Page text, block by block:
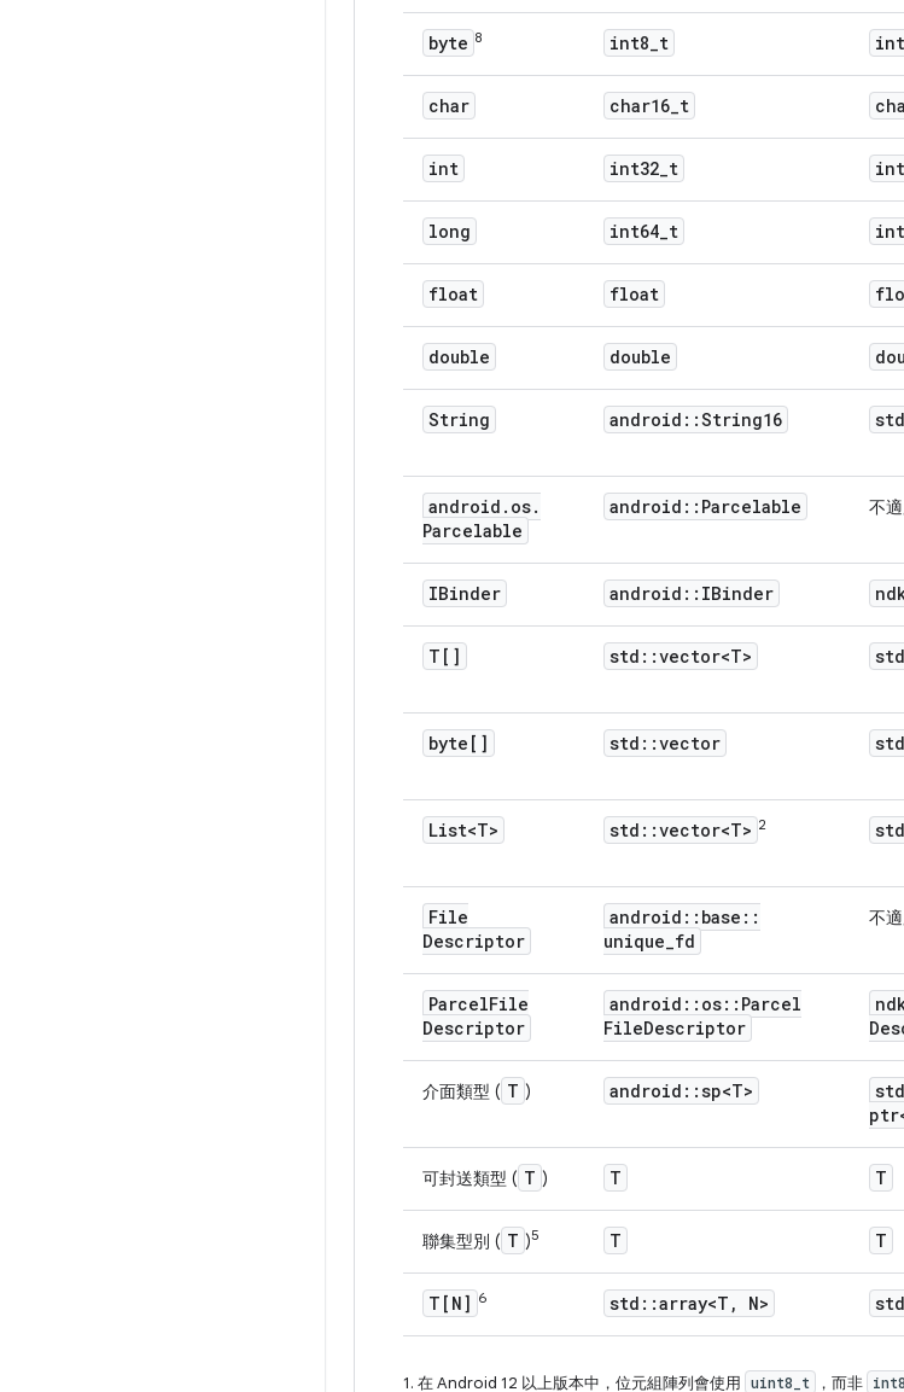
byte 8 int8_t
char char16_t
int int32_t
long int64_t
float float
double double
String android ::String16 std
android . os.
Parcelable
android :: Parcelable 不
IBinder android :: IBinder
T[] std ::vector<T> std
byte[] std ::vector std
List<T> std ::vector<T> 2 std
File
Descriptor
android :: base ::
unique_fd
不
ParcelFile
Descriptor
android :: os:: Parcel
FileDescriptor
介面類型 ( T ) android ::sp<T> std
可封送類型 ( T ) T T
聯集型別 ( T )5 T T
T[N] 6 std ::array<T , N> std
1. 在 Android 12 以上版本中，位元組陣列會使用 uint8_t ，而非